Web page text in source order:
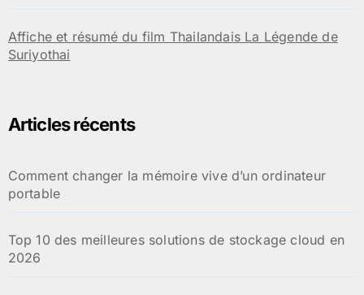
Affiche et résumé du film Thailandais La Légende de
Suriyothai
Articles récents
Comment changer la mémoire vive d’un ordinateur
portable
Top 10 des meilleures solutions de stockage cloud en
2026